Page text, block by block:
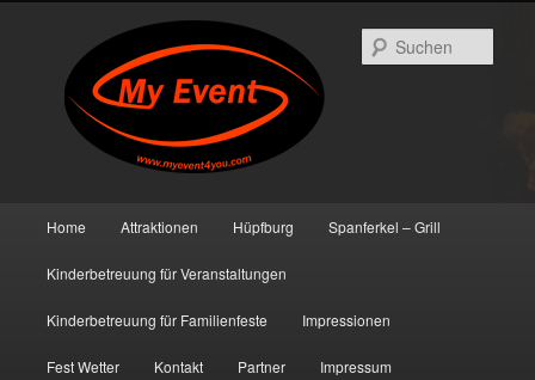
Zum primären Inhalt springen
Zum sekundären Inhalt springen
Home Attraktionen Hüpfburg Spanferkel – Grill
Kinderbetreuung für Veranstaltungen
Kinderbetreuung für Familienfeste Impressionen
Fest Wetter Kontakt Partner Impressum